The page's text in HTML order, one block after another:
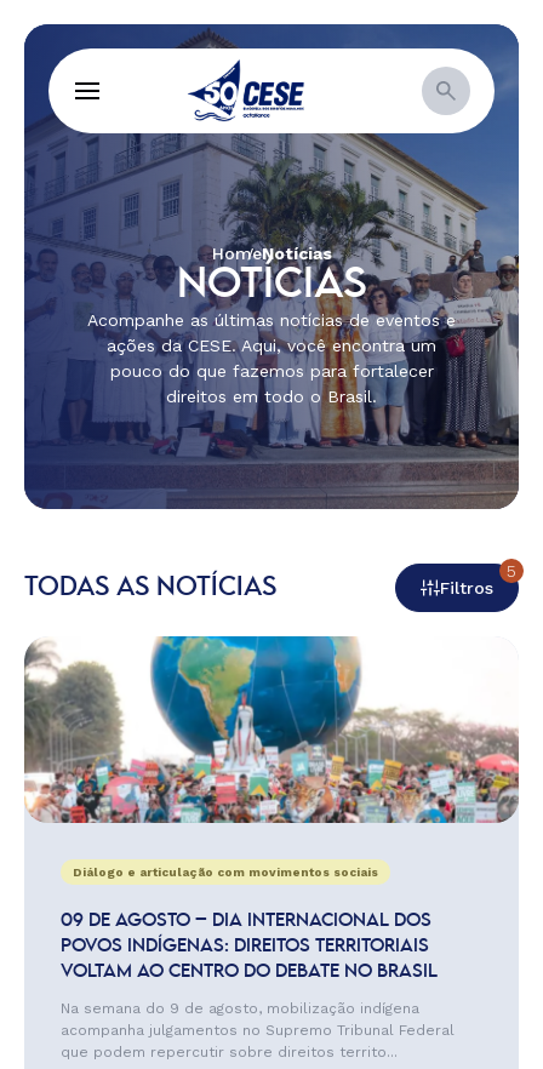
HomeNotícias
NOTÍCIAS
Acompanhe as últimas notícias de eventos e
ações da CESE. Aqui, você encontra um
pouco do que fazemos para fortalecer
direitos em todo o Brasil.
TODAS AS NOTÍCIAS Filtros
5
Diálogo e articulação com movimentos sociais
09 DE AGOSTO – DIA INTERNACIONAL DOS
POVOS INDÍGENAS: DIREITOS TERRITORIAIS
VOLTAM AO CENTRO DO DEBATE NO BRASIL
Na semana do 9 de agosto, mobilização indígena
acompanha julgamentos no Supremo Tribunal Federal
que podem repercutir sobre direitos territo...